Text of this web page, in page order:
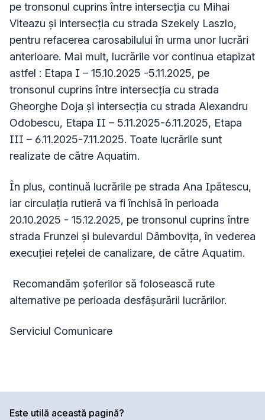
pe tronsonul cuprins între intersecția cu Mihai
Viteazu și intersecția cu strada Szekely Laszlo,
pentru refacerea carosabilului în urma unor lucrări
anterioare. Mai mult, lucrările vor continua etapizat
astfel : Etapa I – 15.10.2025 -5.11.2025, pe
tronsonul cuprins între intersecția cu strada
Gheorghe Doja și intersecția cu strada Alexandru
Odobescu, Etapa II – 5.11.2025-6.11.2025, Etapa
III – 6.11.2025-7.11.2025. Toate lucrările sunt
realizate de către Aquatim.
În plus, continuă lucrările pe strada Ana Ipătescu,
iar circulația rutieră va fi închisă în perioada
20.10.2025 - 15.12.2025, pe tronsonul cuprins între
strada Frunzei și bulevardul Dâmbovița, în vederea
execuției rețelei de canalizare, de către Aquatim.
Recomandăm șoferilor să folosească rute
alternative pe perioada desfășurării lucrărilor.
Serviciul Comunicare
Este utilă această pagină?